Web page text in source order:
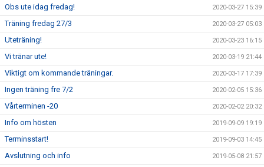
Obs ute idag fredag! 2020-03-27 15:39
Träning fredag 27/3 2020-03-27 05:03
Uteträning! 2020-03-23 16:15
Vi tränar ute! 2020-03-19 21:44
Viktigt om kommande träningar. 2020-03-17 17:39
Ingen träning fre 7/2 2020-02-05 15:36
Vårterminen -20 2020-02-02 20:32
Info om hösten 2019-09-09 19:19
Terminsstart! 2019-09-03 14:45
Avslutning och info 2019-05-08 21:57